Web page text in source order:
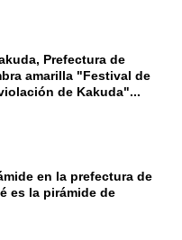
Prefectura de
amarilla "Festival de
de Kakuda"...
en la prefectura de
es la pirámide de